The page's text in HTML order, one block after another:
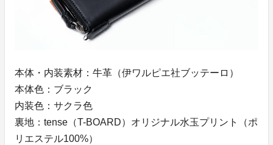
本体・内装素材：牛革（伊ワルピエ社ブッテーロ）
本体色：ブラック
内装色：サクラ色
裏地：tense（T-BOARD）オリジナル水玉プリント（ポ
リエステル100%）